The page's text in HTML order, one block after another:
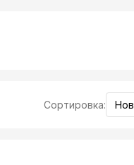
Сортировка: